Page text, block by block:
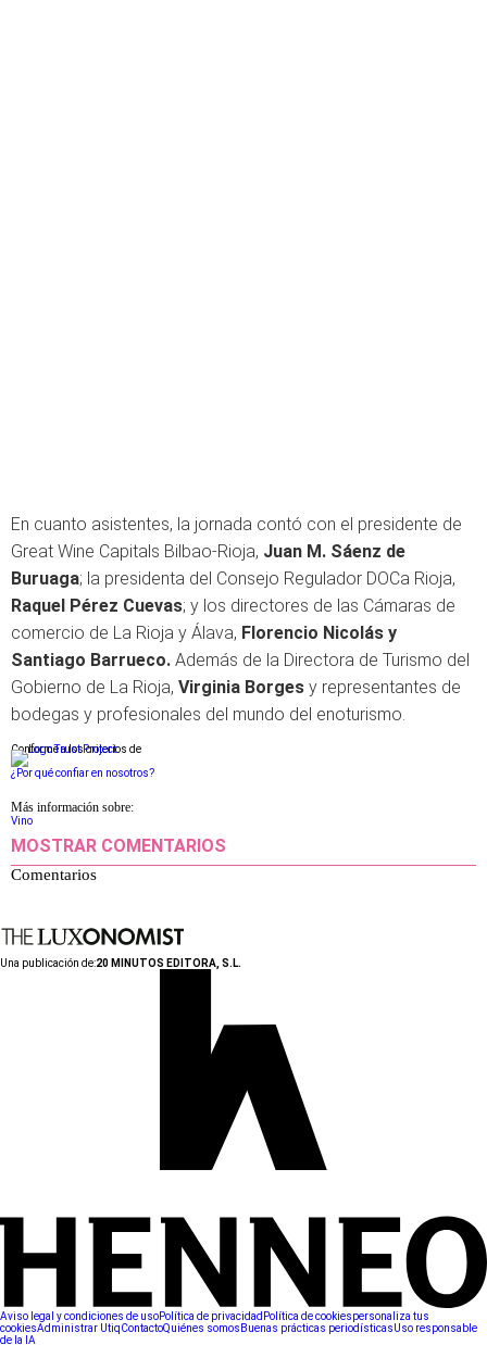
En cuanto asistentes, la jornada contó con el presidente de
Great Wine Capitals Bilbao-Rioja, Juan M. Sáenz de
Buruaga; la presidenta del Consejo Regulador DOCa Rioja,
Raquel Pérez Cuevas; y los directores de las Cámaras de
comercio de La Rioja y Álava, Florencio Nicolás y
Santiago Barrueco. Además de la Directora de Turismo del
Gobierno de La Rioja, Virginia Borges y representantes de
bodegas y profesionales del mundo del enoturismo.
Conforme a los criterios de
¿Por qué confiar en nosotros?
Más información sobre:
Vino
MOSTRAR COMENTARIOS
Comentarios
Una publicación de:20 MINUTOS EDITORA, S.L.
Aviso legal y condiciones de usoPolítica de privacidad Política de cookiespersonaliza tus
cookiesAdministrar UtiqContactoQuiénes somos Buenas prácticas periodísticasUso responsable
de la IA